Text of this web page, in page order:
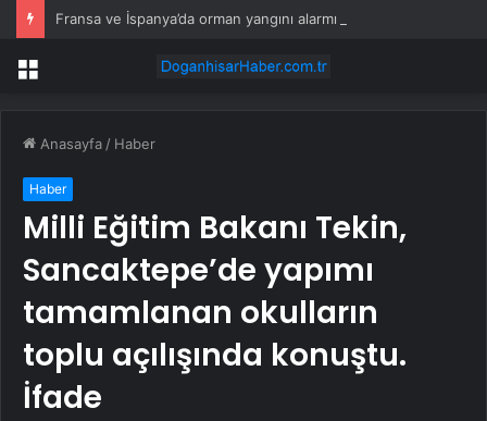
Fransa ve İspanya’da orman yangını alarmı sürüyor
Menü
Anasayfa / Haber
Haber
Milli Eğitim Bakanı Tekin,
Sancaktepe’de yapımı
tamamlanan okulların
toplu açılışında konuştu.
İfade